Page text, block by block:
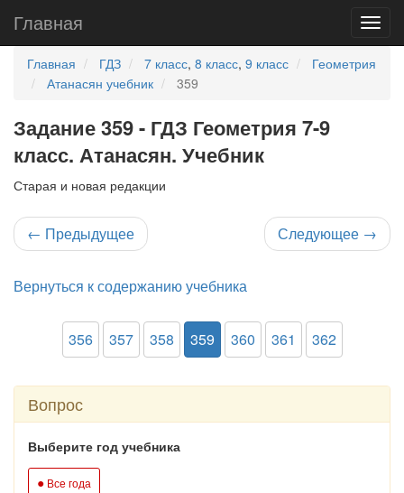
Главная
Главная ГДЗ 7 класс, 8 класс, 9 класс
Геометрия
Атанасян учебник
359
Задание 359 - ГДЗ Геометрия 7-9
класс. Атанасян. Учебник
Старая и новая редакции
← Предыдущее Следующее →
Вернуться к содержанию учебника
356 357 358 359 360 361 362
Вопрос
Выберите год учебника
● Все года